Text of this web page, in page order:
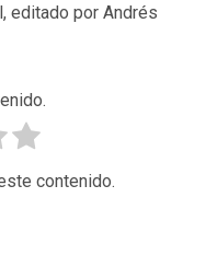
editado por Andrés
contenido.